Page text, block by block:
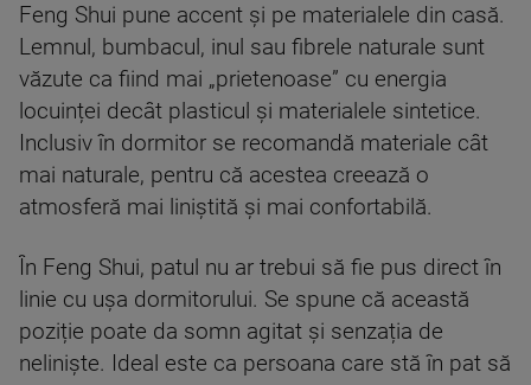
Feng Shui pune accent și pe materialele din casă.
Lemnul, bumbacul, inul sau fibrele naturale sunt
văzute ca fiind mai „prietenoase” cu energia
locuinței decât plasticul și materialele sintetice.
Inclusiv în dormitor se recomandă materiale cât
mai naturale, pentru că acestea creează o
atmosferă mai liniștită și mai confortabilă.
În Feng Shui, patul nu ar trebui să fie pus direct în
linie cu ușa dormitorului. Se spune că această
poziție poate da somn agitat și senzația de
neliniște. Ideal este ca persoana care stă în pat să